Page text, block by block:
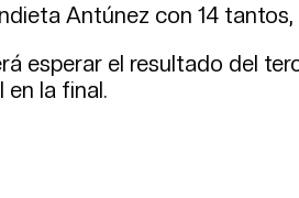
Antúnez con 14
esperar el resultado del
en la final.